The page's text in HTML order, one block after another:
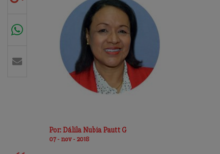
Por: Dálila Nubia Pautt G
07 - nov - 2018